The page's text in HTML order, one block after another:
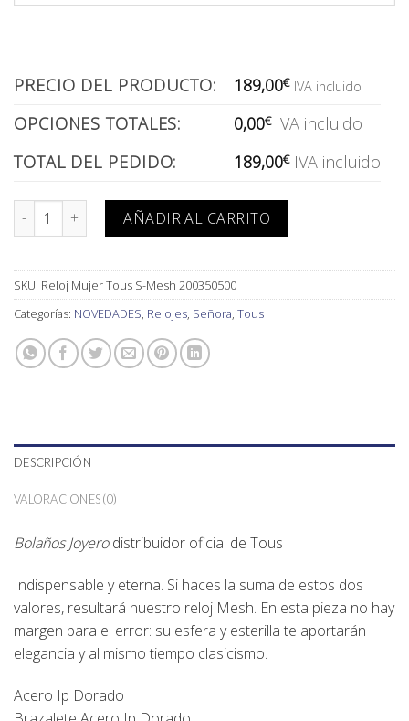
PRECIO DEL PRODUCTO: 189,00€ IVA incluido
OPCIONES TOTALES: 0,00€IVA incluido
TOTAL DEL PEDIDO:
189,00€IVA incluido
Reloj Mujer Tous S-Mesh 200350500 cantidad
AÑADIR AL CARRITO
SKU: Reloj Mujer Tous S-Mesh 200350500
Categorías: NOVEDADES Relojes Señora Tous
DESCRIPCIÓN
VALORACIONES (0)
Bolaños Joyerodistribuidor oficial de Tous
Indispensable y eterna. Si haces la suma de estos dos
valores, resultará nuestro reloj Mesh. En esta pieza no hay
margen para el error: su esfera y esterilla te aportarán
elegancia y al mismo tiempo clasicismo.
Acero Ip Dorado